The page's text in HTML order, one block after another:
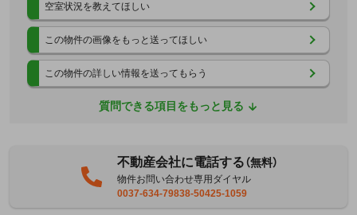
空室状況を教えてほしい
この物件の画像をもっと送ってほしい
この物件の詳しい情報を送ってもらう
質問できる項目をもっと見る
不動産会社に電話する（無料）
物件お問い合わせ専用ダイヤル
0037-634-79838-50425-1059